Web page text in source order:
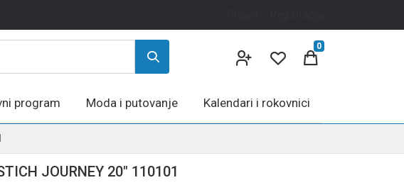
0
program Moda i putovanje Kalendari i rokovnici
JOURNEY 20" 110101